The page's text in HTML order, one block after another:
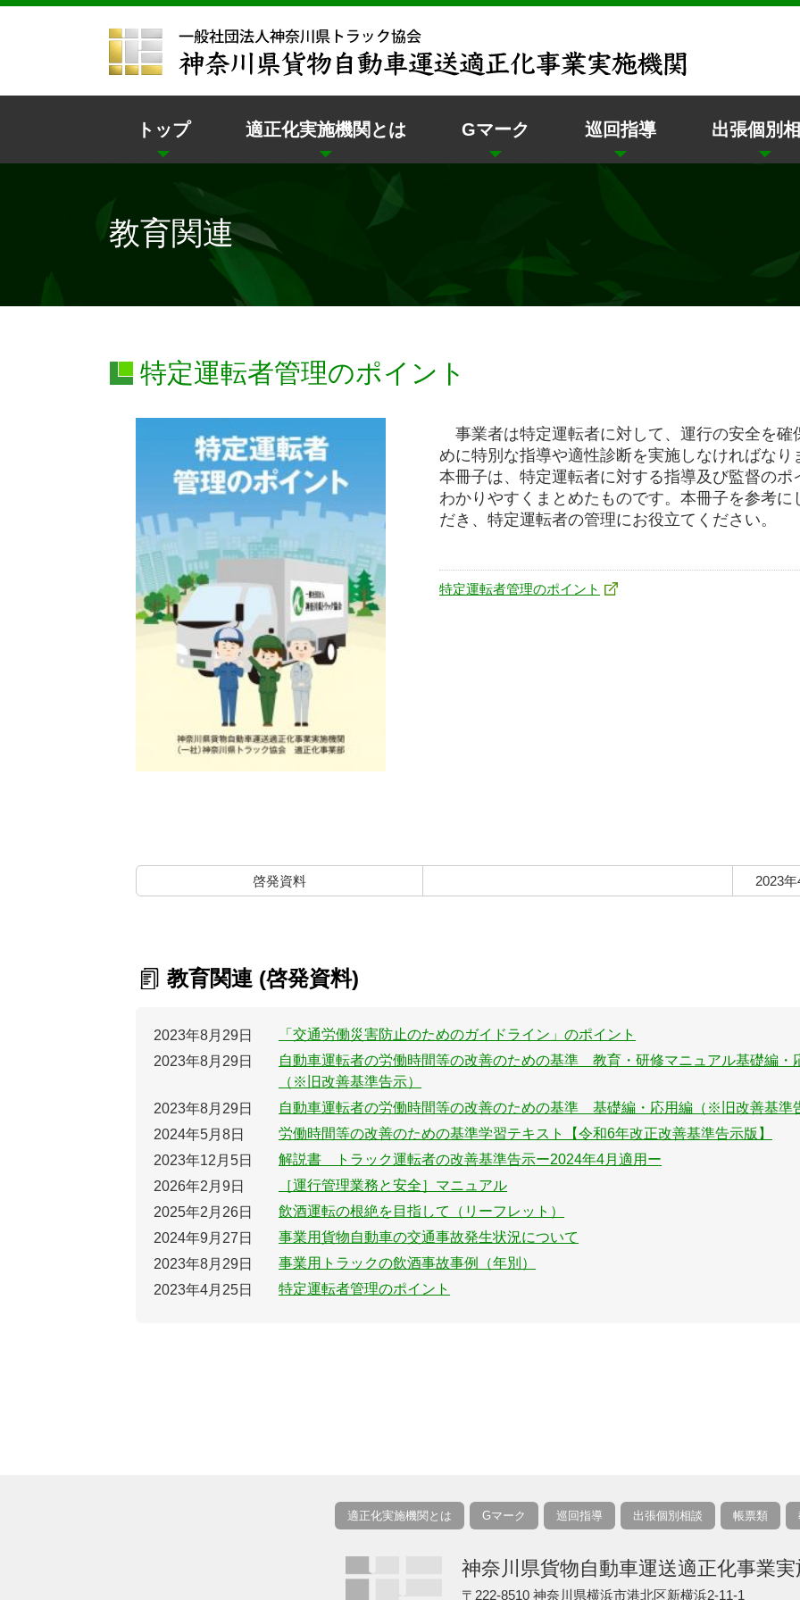
トップ 適正化実施機関とは Gマーク 巡回指導 出張個別
教育関連
特定運転者管理のポイント
事業者は特定運転者に対して、運行の安全を確
めに特別な指導や適性診断を実施しなければなり
本冊子は、特定運転者に対する指導及び監督のポ
わかりやすくまとめたものです。本冊子を参考に
だき、特定運転者の管理にお役立てください。
特定運転者管理のポイント
啓発資料 2023
教育関連 (啓発資料)
2023年8月29日
「交通労働災害防止のためのガイドライン」のポイント
2023年8月29日
自動車運転者の労働時間等の改善のための基準 教育・研修マニュアル基礎編・
（※旧改善基準告示）
2023年8月29日
自動車運転者の労働時間等の改善のための基準 基礎編・応用編（※旧改善基準
2024年5月8日
労働時間等の改善のための基準学習テキスト【令和6年改正改善基準告示版】
2023年12月5日
解説書 トラック運転者の改善基準告示ー2024年4月適用ー
2026年2月9日
［運行管理業務と安全］マニュアル
2025年2月26日
飲酒運転の根絶を目指して（リーフレット）
2024年9月27日
事業用貨物自動車の交通事故発生状況について
2023年8月29日
事業用トラックの飲酒事故事例（年別）
2023年4月25日
特定運転者管理のポイント
適正化実施機関とは Gマーク 巡回指導 出張個別相談 帳票類
神奈川県貨物自動車運送適正化事業実
〒222-8510 神奈川県横浜市港北区新横浜2-11-1